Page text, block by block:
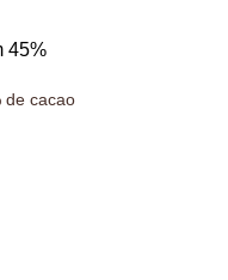
45%
de cacao